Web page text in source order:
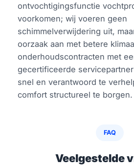
ontvochtigingsfunctie
voorkomen; wij voeren geen
schimmelverwijdering uit,
oorzaak aan met betere
onderhoudscontracten met
gecertificeerde
snel en verantwoord te
comfort structureel te borgen.
FAQ
Veelgestelde